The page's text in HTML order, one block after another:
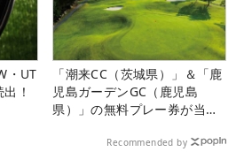
・UT
！
「潮来CC（茨城県）」＆「鹿
児島ガーデンGC（鹿児島
県）」の無料プレー券が当た
Recommended by